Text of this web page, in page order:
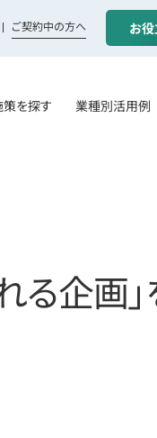
ご契約中の方へ お役
策を探す 業種別活用例
る企画